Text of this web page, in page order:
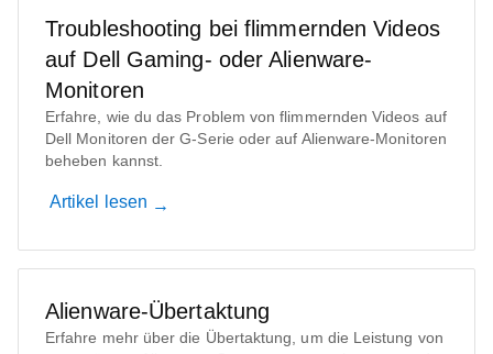
Troubleshooting bei flimmernden Videos
auf Dell Gaming- oder Alienware-
Monitoren
Erfahre, wie du das Problem von flimmernden Videos auf
Dell Monitoren der G-Serie oder auf Alienware-Monitoren
beheben kannst.
Artikel lesen
Alienware-Übertaktung
Erfahre mehr über die Übertaktung, um die Leistung von